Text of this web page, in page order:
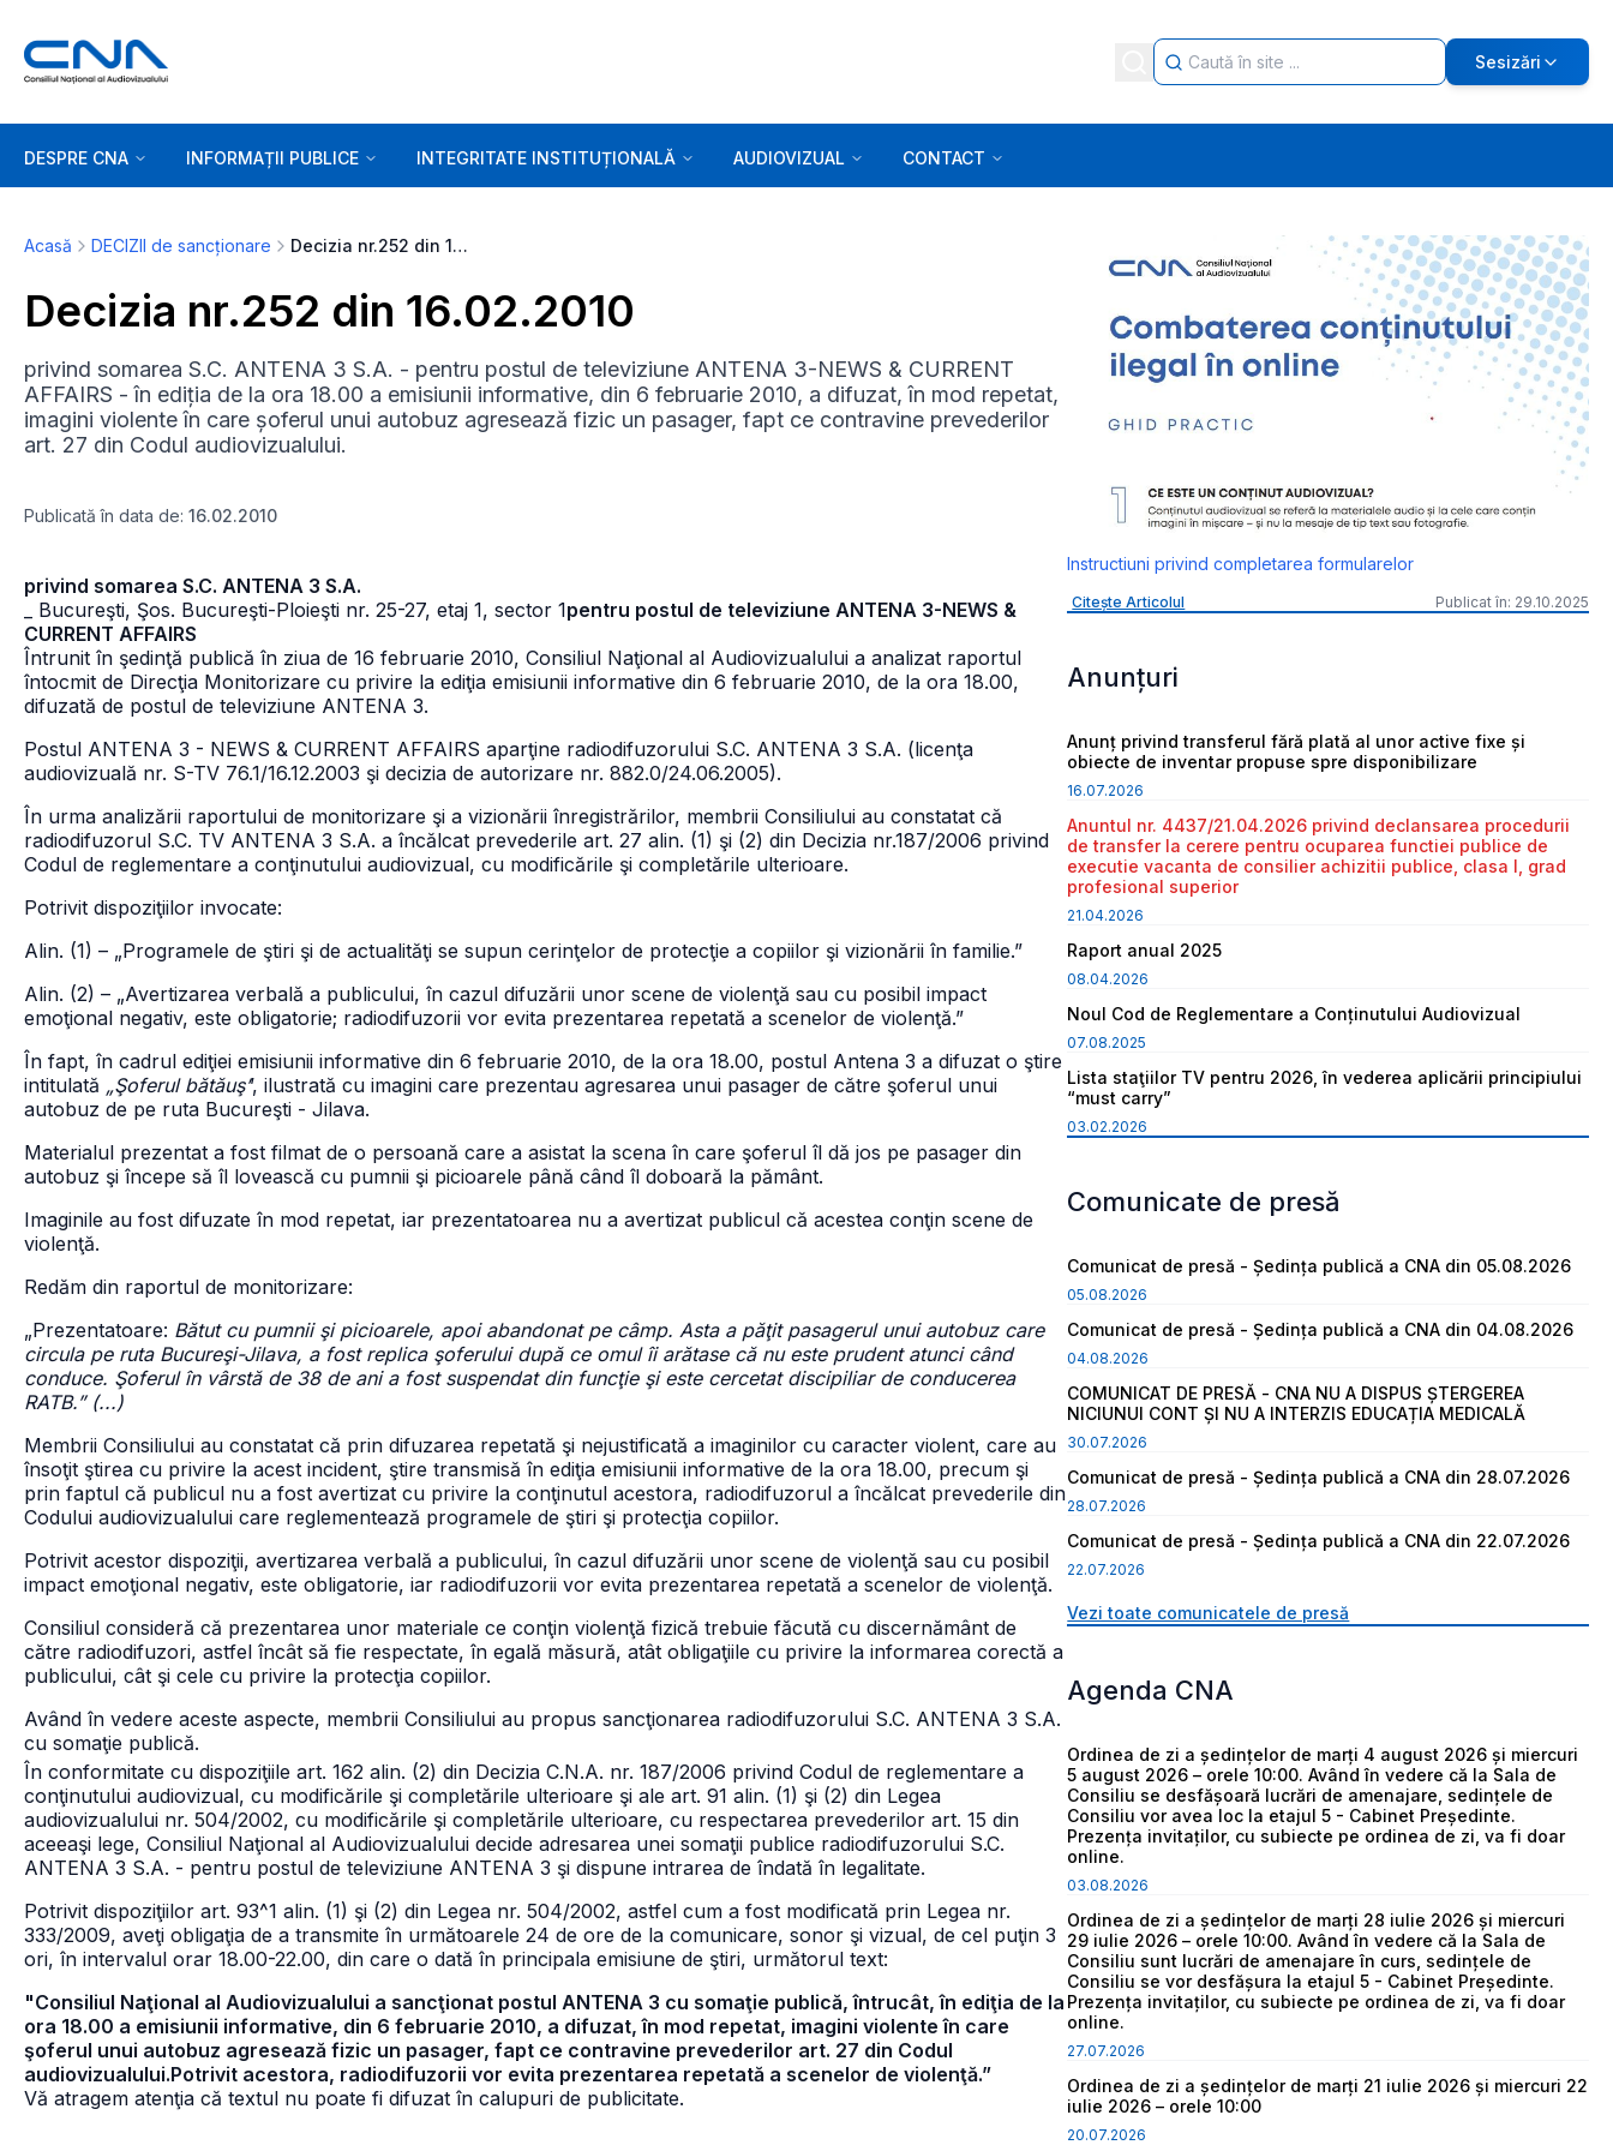
Sesizări
DESPRE CNA INFORMAȚII PUBLICE INTEGRITATE INSTITUȚIONALĂ AUDIOVIZUAL CONTACT
Acasă DECIZII de sancționare Decizia nr.252 din 16.02.2010
Decizia nr.252 din 16.02.2010
privind somarea S.C. ANTENA 3 S.A. - pentru postul de televiziune ANTENA 3-NEWS & CURRENT
AFFAIRS - în ediția de la ora 18.00 a emisiunii informative, din 6 februarie 2010, a difuzat, în mod repetat,
imagini violente în care șoferul unui autobuz agresează fizic un pasager, fapt ce contravine prevederilor
art. 27 din Codul audiovizualului.
Publicată în data de: 16.02.2010
privind somarea S.C. ANTENA 3 S.A.
_ Bucureşti, Şos. Bucureşti-Ploieşti nr. 25-27, etaj 1, sector 1pentru postul de televiziune ANTENA 3-NEWS &
CURRENT AFFAIRS
Întrunit în şedinţă publică în ziua de 16 februarie 2010, Consiliul Naţional al Audiovizualului a analizat raportul
întocmit de Direcţia Monitorizare cu privire la ediţia emisiunii informative din 6 februarie 2010, de la ora 18.00,
difuzată de postul de televiziune ANTENA 3.
Postul ANTENA 3 - NEWS & CURRENT AFFAIRS aparţine radiodifuzorului S.C. ANTENA 3 S.A. (licenţa
audiovizuală nr. S-TV 76.1/16.12.2003 şi decizia de autorizare nr. 882.0/24.06.2005).
În urma analizării raportului de monitorizare şi a vizionării înregistrărilor, membrii Consiliului au constatat că
radiodifuzorul S.C. TV ANTENA 3 S.A. a încălcat prevederile art. 27 alin. (1) şi (2) din Decizia nr.187/2006 privind
Codul de reglementare a conţinutului audiovizual, cu modificările şi completările ulterioare.
Potrivit dispoziţiilor invocate:
Alin. (1) – „Programele de ştiri şi de actualităţi se supun cerinţelor de protecţie a copiilor şi vizionării în familie.”
Alin. (2) – „Avertizarea verbală a publicului, în cazul difuzării unor scene de violenţă sau cu posibil impact
emoţional negativ, este obligatorie; radiodifuzorii vor evita prezentarea repetată a scenelor de violenţă.”
În fapt, în cadrul ediţiei emisiunii informative din 6 februarie 2010, de la ora 18.00, postul Antena 3 a difuzat o ştire
intitulată „Şoferul bătăuş’’, ilustrată cu imagini care prezentau agresarea unui pasager de către şoferul unui
autobuz de pe ruta Bucureşti - Jilava.
Materialul prezentat a fost filmat de o persoană care a asistat la scena în care şoferul îl dă jos pe pasager din
autobuz şi începe să îl lovească cu pumnii şi picioarele până când îl doboară la pământ.
Imaginile au fost difuzate în mod repetat, iar prezentatoarea nu a avertizat publicul că acestea conţin scene de
violenţă.
Redăm din raportul de monitorizare:
„Prezentatoare: Bătut cu pumnii şi picioarele, apoi abandonat pe câmp. Asta a păţit pasagerul unui autobuz care
circula pe ruta Bucureşi-Jilava, a fost replica şoferului după ce omul îi arătase că nu este prudent atunci când
conduce. Şoferul în vârstă de 38 de ani a fost suspendat din funcţie şi este cercetat discipiliar de conducerea
RATB.” (...)
Membrii Consiliului au constatat că prin difuzarea repetată şi nejustificată a imaginilor cu caracter violent, care au
însoţit ştirea cu privire la acest incident, ştire transmisă în ediţia emisiunii informative de la ora 18.00, precum şi
prin faptul că publicul nu a fost avertizat cu privire la conţinutul acestora, radiodifuzorul a încălcat prevederile din
Codului audiovizualului care reglementează programele de ştiri şi protecţia copiilor.
Potrivit acestor dispoziţii, avertizarea verbală a publicului, în cazul difuzării unor scene de violenţă sau cu posibil
impact emoţional negativ, este obligatorie, iar radiodifuzorii vor evita prezentarea repetată a scenelor de violenţă.
Consiliul consideră că prezentarea unor materiale ce conţin violenţă fizică trebuie făcută cu discernământ de
către radiodifuzori, astfel încât să fie respectate, în egală măsură, atât obligaţiile cu privire la informarea corectă a
publicului, cât şi cele cu privire la protecţia copiilor.
Având în vedere aceste aspecte, membrii Consiliului au propus sancţionarea radiodifuzorului S.C. ANTENA 3 S.A.
cu somaţie publică.
În conformitate cu dispoziţiile art. 162 alin. (2) din Decizia C.N.A. nr. 187/2006 privind Codul de reglementare a
conţinutului audiovizual, cu modificările şi completările ulterioare şi ale art. 91 alin. (1) şi (2) din Legea
audiovizualului nr. 504/2002, cu modificările şi completările ulterioare, cu respectarea prevederilor art. 15 din
aceeaşi lege, Consiliul Naţional al Audiovizualului decide adresarea unei somaţii publice radiodifuzorului S.C.
ANTENA 3 S.A. - pentru postul de televiziune ANTENA 3 şi dispune intrarea de îndată în legalitate.
Potrivit dispoziţiilor art. 93^1 alin. (1) şi (2) din Legea nr. 504/2002, astfel cum a fost modificată prin Legea nr.
333/2009, aveţi obligaţia de a transmite în următoarele 24 de ore de la comunicare, sonor şi vizual, de cel puţin 3
ori, în intervalul orar 18.00-22.00, din care o dată în principala emisiune de ştiri, următorul text:
"Consiliul Naţional al Audiovizualului a sancţionat postul ANTENA 3 cu somaţie publică, întrucât, în ediţia de la
ora 18.00 a emisiunii informative, din 6 februarie 2010, a difuzat, în mod repetat, imagini violente în care
şoferul unui autobuz agresează fizic un pasager, fapt ce contravine prevederilor art. 27 din Codul
audiovizualului.Potrivit acestora, radiodifuzorii vor evita prezentarea repetată a scenelor de violenţă.”
Vă atragem atenţia că textul nu poate fi difuzat în calupuri de publicitate.
Instructiuni privind completarea formularelor
Citește Articolul Publicat în: 29.10.2025
Anunțuri
Anunț privind transferul fără plată al unor active fixe și
obiecte de inventar propuse spre disponibilizare
16.07.2026
Anuntul nr. 4437/21.04.2026 privind declansarea procedurii
de transfer la cerere pentru ocuparea functiei publice de
executie vacanta de consilier achizitii publice, clasa I, grad
profesional superior
21.04.2026
Raport anual 2025
08.04.2026
Noul Cod de Reglementare a Conținutului Audiovizual
07.08.2025
Lista staţiilor TV pentru 2026, în vederea aplicării principiului
“must carry”
03.02.2026
Comunicate de presă
Comunicat de presă - Ședința publică a CNA din 05.08.2026
05.08.2026
Comunicat de presă - Ședința publică a CNA din 04.08.2026
04.08.2026
COMUNICAT DE PRESĂ - CNA NU A DISPUS ȘTERGEREA
NICIUNUI CONT ȘI NU A INTERZIS EDUCAȚIA MEDICALĂ
30.07.2026
Comunicat de presă - Ședința publică a CNA din 28.07.2026
28.07.2026
Comunicat de presă - Ședința publică a CNA din 22.07.2026
22.07.2026
Vezi toate comunicatele de presă
Agenda CNA
Ordinea de zi a ședințelor de marți 4 august 2026 și miercuri
5 august 2026 – orele 10:00. Având în vedere că la Sala de
Consiliu se desfășoară lucrări de amenajare, sedințele de
Consiliu vor avea loc la etajul 5 - Cabinet Președinte.
Prezența invitaților, cu subiecte pe ordinea de zi, va fi doar
online.
03.08.2026
Ordinea de zi a ședințelor de marți 28 iulie 2026 și miercuri
29 iulie 2026 – orele 10:00. Având în vedere că la Sala de
Consiliu sunt lucrări de amenajare în curs, sedințele de
Consiliu se vor desfășura la etajul 5 - Cabinet Președinte.
Prezența invitaților, cu subiecte pe ordinea de zi, va fi doar
online.
27.07.2026
Ordinea de zi a ședințelor de marți 21 iulie 2026 și miercuri 22
iulie 2026 – orele 10:00
20.07.2026